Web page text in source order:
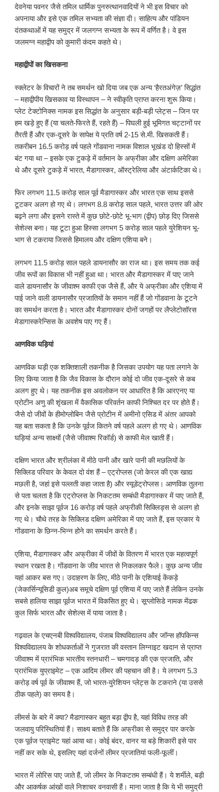
देवनेया पवनर जैसे तमिल धार्मिक पुनरुत्थानवादियों ने भी इस विचार को
अपनाया और इसे एक तमिल सभ्यता की संज्ञा दी। साहित्य और पांडियन
दंतकथाओं में यह समुद्र में जलगग्न सभ्यता के रूप में वर्णित है। वे इस
जलमग्न महाद्वीप को कुमारी कंदम कहते थे।
महाद्वीपों का खिसकना
स्क्लेटर के विचारों ने तब समर्थन खो दिया जब एक अन्य ‘हैरतअंगेज़’ सिद्धांत
– महाद्वीपीय खिसकाव या विस्थापन – ने स्वीकृति प्राप्त करना शुरू किया।
प्लेट टेक्टोनिक्स नामक इस सिद्धांत के अनुसार बड़ी-बड़ी प्लेट्स – जिन पर
हम खड़े हुए हैं (या चलते-फिरते हैं, रहते हैं) – पिघली हुई भूमिगत चट्टानों पर
तैरती हैं और एक-दूसरे के सापेक्ष ये प्रति वर्ष 2-15 से.मी. खिसकती हैं।
तकरीबन 16.5 करोड़ वर्ष पहले गोंडवाना नामक विशाल भूखंड दो हिस्सों में
बंट गया था – इसके एक टुकड़े में वर्तमान के अफ्रीका और दक्षिण अमेरिका
थे और दूसरे टुकड़े में भारत, मैडागास्कर, ऑस्ट्रेलिया और अंटार्कटिका थे।
फिर लगभग 11.5 करोड़ साल पूर्व मैडागास्कर और भारत एक साथ इससे
टूटकर अलग हो गए थे। लगभग 8.8 करोड़ साल पहले, भारत उत्तर की ओर
बढ़ने लगा और इसने रास्ते में कुछ छोटे-छोटे भू-भाग (द्वीप) छोड़ दिए जिससे
सेशेल्स बना। यह टूटा हुआ हिस्सा लगभग 5 करोड़ साल पहले युरेशियन भू-
भाग से टकराया जिससे हिमालय और दक्षिण एशिया बने।
लगभग 11.5 करोड़ साल पहले डायनासौर का राज था। इस समय तक कई
जीव रूपों का विकास भी नहीं हुआ था। भारत और मैडागास्कर में पाए जाने
वाले डायनासौर के जीवाश्म काफी एक जैसे हैं, और ये अफ्रीका और एशिया में
पाई जाने वाली डायनासौर प्रजातियों के समान नहीं हैं जो गोंडवाना के टूटने
का समर्थन करता है। भारत और मैडागास्कर दोनों जगहों पर लैप्लेटोसॉरस
मेडागास्करेन्सिस के अवशेष पाए गए हैं।
आणविक घड़ियां
आणविक घड़ी एक शक्तिशाली तकनीक है जिसका उपयोग यह पता लगाने के
लिए किया जाता है कि जैव विकास के दौरान कोई दो जीव एक-दूसरे से कब
अलग हुए थे। यह तकनीक इस अवलोकन पर आधारित है कि आरएनए या
प्रोटीन अणु की शृंखला में वैकासिक परिवर्तन काफी निश्चित दर पर होते हैं।
जैसे दो जीवों के हीमोग्लोबिन जैसे प्रोटीन में अमीनो एसिड में अंतर आपको
यह बता सकता है कि उनके पूर्वज कितने वर्ष पहले अलग हो गए थे। आणविक
घड़ियां अन्य साक्ष्यों (जैसे जीवाश्म रिकॉर्ड) से काफी मेल खाती हैं।
दक्षिण भारत और श्रीलंका में मीठे पानी और खारे पानी की मछलियों के
सिक्लिड परिवार के केवल दो वंश हैं – एट्रोप्लस (जो केरल की एक खाद्य
मछली है, जहां इसे पल्लती कहा जाता है) और स्यूडेट्रोप्लस। आणविक तुलना
से पता चलता है कि एट्रोप्लस के निकटतम सम्बंधी मैडागास्कर में पाए जाते हैं,
और इनके साझा पूर्वज 16 करोड़ वर्ष पहले अफ्रीकी सिक्लिड्स से अलग हो
गए थे। चौथे तरह के सिक्लिड दक्षिण अमेरिका में पाए जाते हैं, इस प्रकार ये
गोंडवाना के छिन्न-भिन्न होने का समर्थन करते हैं।
एशिया, मैडागास्कर और अफ्रीका में जीवों के वितरण में भारत एक महत्वपूर्ण
स्थान रखता है। गोंडवाना के जीव भारत से निकलकर फैले। कुछ अन्य जीव
यहां आकर बस गए। उदाहरण के लिए, मीठे पानी के एशियाई केंकड़े
(जेकार्सिन्यूसिडी कुल)अब समूचे दक्षिण पूर्व एशिया में पाए जाते हैं लेकिन उनके
सबसे हालिया साझा पूर्वज भारत में विकसित हुए थे। सूग्लोसिडे नामक मेंढक
कुल सिर्फ भारत और सेशेल्स में पाया जाता है।
गढ़वाल के एचएनबी विश्वविद्यालय, पंजाब विश्वविद्यालय और जॉन्स हॉपकिन्स
विश्वविद्यालय के शोधकर्ताओं ने गुजरात की वस्तान लिग्नाइट खदान से प्राप्त
जीवाश्म में प्रारंभिक भारतीय स्तनधारी – चमगादड़ की एक प्रजाति, और
प्रारंभिक युप्राइमेट – एक आदिम लीमर की पहचान की है। ये लगभग 5.3
करोड़ वर्ष पूर्व के जीवाश्म हैं, जो भारत-युरेशियन प्लेट्स के टकराने (या उससे
ठीक पहले) का समय है।
लीमर्स के बारे में क्या? मैडागास्कर बहुत बड़ा द्वीप है, यहां विविध तरह की
जलवायु परिस्थितियां हैं। साक्ष्य बताते हैं कि अफ्रीका से समुद्र पार करके
एक पूर्वज प्राइमेट यहां आया था। कोई बंदर, वानर या बड़े शिकारी इसे पार
नहीं कर सके थे, इसलिए यहां दर्जनों लीमर प्रजातियां फली-फूलीं।
भारत में लोरिस पाए जाते हैं, जो लीमर के निकटतम सम्बंधी हैं। ये शर्मीले, बड़ी
और आकर्षक आंखों वाले निशाचर वनवासी हैं। माना जाता है कि ये भी समुद्री